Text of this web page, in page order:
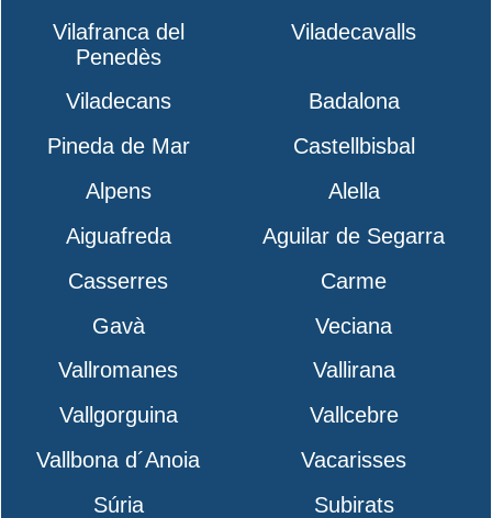
Vilafranca del
Penedès
Viladecavalls
Viladecans
Badalona
Pineda de Mar
Castellbisbal
Alpens
Alella
Aiguafreda
Aguilar de Segarra
Casserres
Carme
Gavà
Veciana
Vallromanes
Vallirana
Vallgorguina
Vallcebre
Vallbona d´Anoia
Vacarisses
Súria
Subirats